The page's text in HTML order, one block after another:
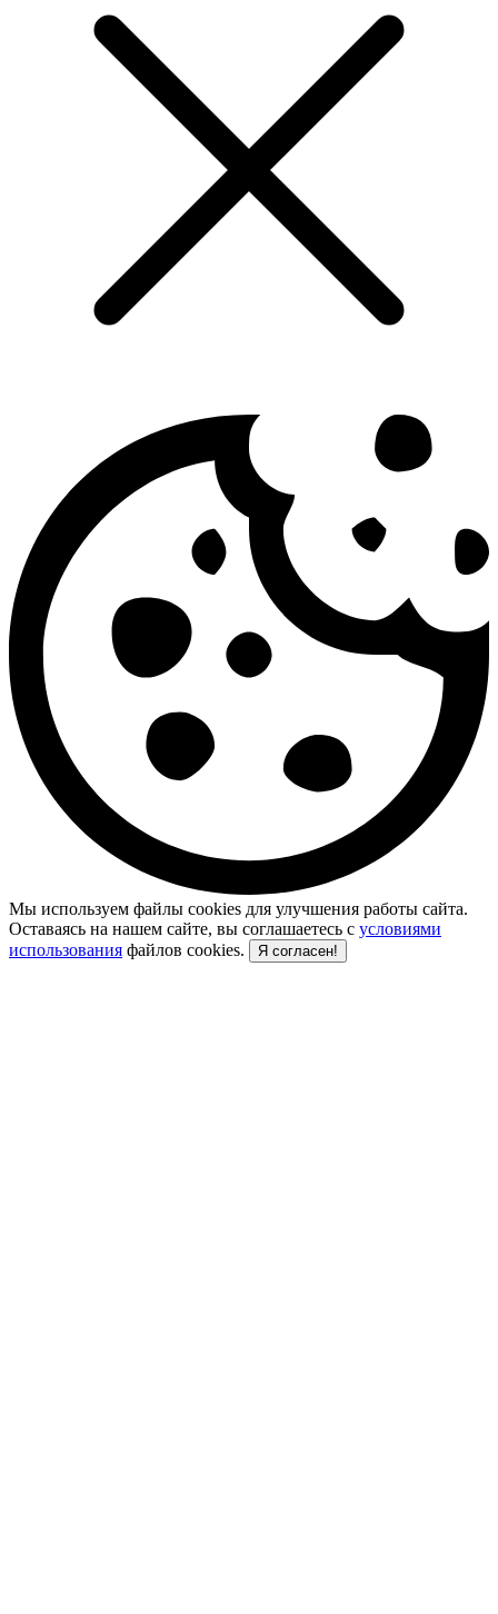
Мы используем файлы cookies для улучшения работы сайта.
Оставаясь на нашем сайте, вы соглашаетесь с условиями
использования файлов cookies. Я согласен!